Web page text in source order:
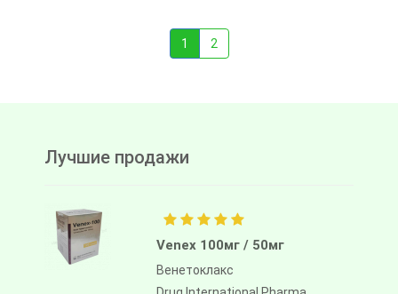
1 2
Лучшие продажи
Venex 100мг / 50мг
Венетоклакс